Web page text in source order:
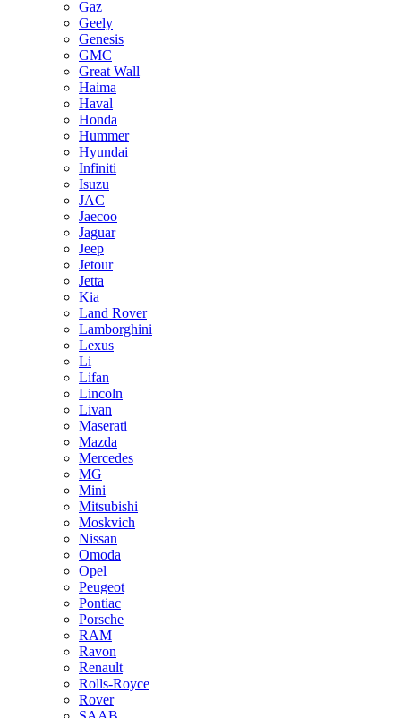
Gaz
Geely
Genesis
GMC
Great Wall
Haima
Haval
Honda
Hummer
Hyundai
Infiniti
Isuzu
JAC
Jaecoo
Jaguar
Jeep
Jetour
Jetta
Kia
Land Rover
Lamborghini
Lexus
Li
Lifan
Lincoln
Livan
Maserati
Mazda
Mercedes
MG
Mini
Mitsubishi
Moskvich
Nissan
Omoda
Opel
Peugeot
Pontiac
Porsche
RAM
Ravon
Renault
Rolls-Royce
Rover